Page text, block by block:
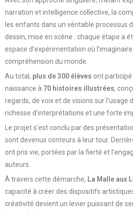
narration et intelligence collective, la
les enfants dans un véritable processus
dessin, mise en scène : chaque étape a
espace d’expérimentation où
compréhension du monde.
Au total, plus de 300 élèves ont
naissance à 70 histoires illustrées,
regards, de voix et de visions sur l’usage
richesse d’interprétations et une forte
Le projet s’est conclu par des
sont devenus conteurs à leur tour.
ont pris vie, portées par la fierté et
auteurs.
À travers cette démarche, La Malle aux
capacité à créer des dispositifs
créativité devient un levier puissant de